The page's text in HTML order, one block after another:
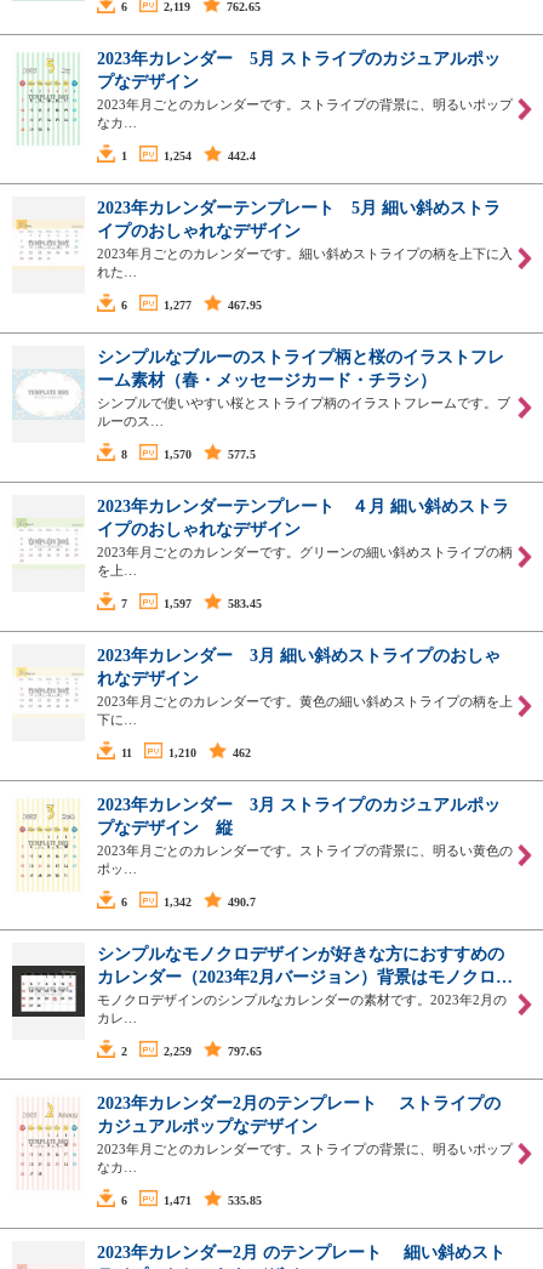
6 2,119 762.65
2023年カレンダー 5月 ストライプのカジュアルポッ
プなデザイン
2023年月ごとのカレンダーです。ストライプの背景に、明るいポップ
なカ…
1 1,254 442.4
2023年カレンダーテンプレート 5月 細い斜めストラ
イプのおしゃれなデザイン
2023年月ごとのカレンダーです。細い斜めストライプの柄を上下に入
れた…
6 1,277 467.95
シンプルなブルーのストライプ柄と桜のイラストフレ
ーム素材（春・メッセージカード・チラシ）
シンプルで使いやすい桜とストライプ柄のイラストフレームです。ブ
ルーのス…
8 1,570 577.5
2023年カレンダーテンプレート ４月 細い斜めストラ
イプのおしゃれなデザイン
2023年月ごとのカレンダーです。グリーンの細い斜めストライプの柄
を上…
7 1,597 583.45
2023年カレンダー 3月 細い斜めストライプのおしゃ
れなデザイン
2023年月ごとのカレンダーです。黄色の細い斜めストライプの柄を上
下に…
11 1,210 462
2023年カレンダー 3月 ストライプのカジュアルポッ
プなデザイン 縦
2023年月ごとのカレンダーです。ストライプの背景に、明るい黄色の
ポッ…
6 1,342 490.7
シンプルなモノクロデザインが好きな方におすすめの
カレンダー（2023年2月バージョン）背景はモノクロ…
モノクロデザインのシンプルなカレンダーの素材です。2023年2月の
カレ…
2 2,259 797.65
2023年カレンダー2月のテンプレート ストライプの
カジュアルポップなデザイン
2023年月ごとのカレンダーです。ストライプの背景に、明るいポップ
なカ…
6 1,471 535.85
2023年カレンダー2月 のテンプレート 細い斜めスト